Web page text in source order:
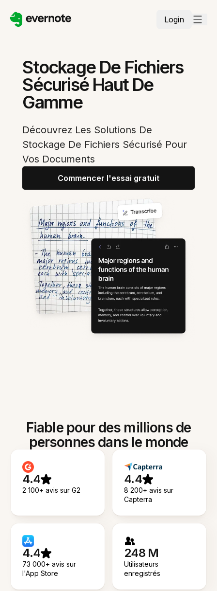
Login
Stockage De Fichiers
Sécurisé Haut De
Gamme
Découvrez Les Solutions De
Stockage De Fichiers Sécurisé Pour
Vos Documents
Commencer l'essai gratuit
Fiable pour des millions de
personnes dans le monde
4.4
2 100+ avis sur G2
4.4
8 200+ avis sur
Capterra
4.4
73 000+ avis sur
l'App Store
248 M
Utilisateurs
enregistrés